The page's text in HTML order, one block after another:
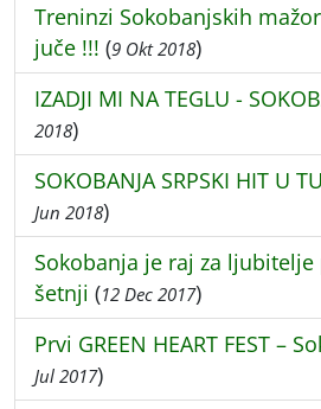
Treninzi Sokobanjskih
juče !!! (9 Okt 2018)
IZADJI MI NA TEGLU -
2018)
SOKOBANJA SRPSKI HIT U
Jun 2018)
Sokobanja je raj za
šetnji (12 Dec 2017)
Prvi GREEN HEART FEST –
Jul 2017)